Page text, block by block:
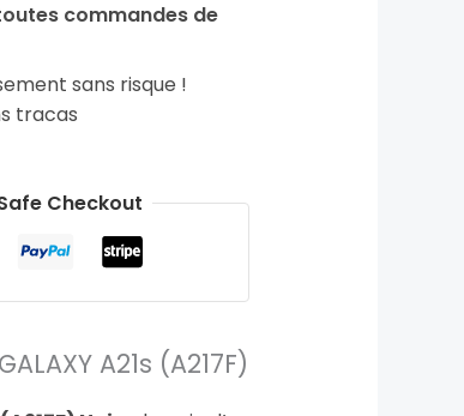
commandes de
sans risque !
tracas
Checkout
A21s (A217F)